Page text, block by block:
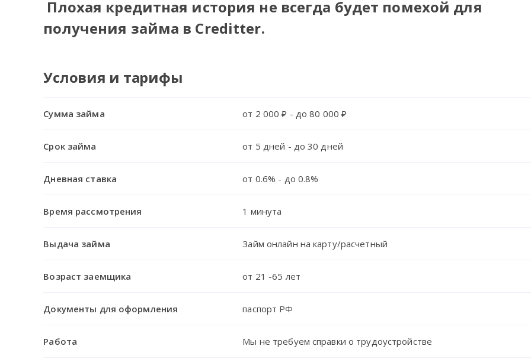
Плохая кредитная история не всегда будет помехой для
получения займа в Creditter.
Условия и тарифы
Сумма займа от 2 000 ₽ - до 80 000 ₽
Срок займа от 5 дней - до 30 дней
Дневная ставка от 0.6% - до 0.8%
Время рассмотрения 1 минута
Выдача займа Займ онлайн на карту/расчетный
Возраст заемщика от 21 -65 лет
Документы для оформления паспорт РФ
Работа Мы не требуем справки о трудоустройстве